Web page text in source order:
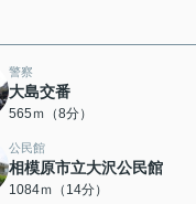
警察
大島交番
565ｍ（8分）
公民館
相模原市立大沢公民館
1084ｍ（14分）